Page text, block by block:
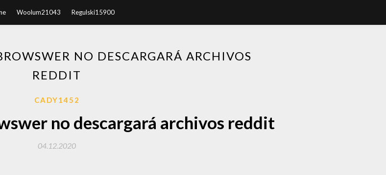
Woolum21043 Regulski15900
NO DESCARGARÁ ARCHIVOS
REDDIT
CADY1452
no descargará archivos reddit
04.12.2020